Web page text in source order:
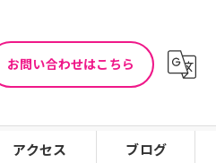
お問い合わせはこちら
アクセス ブログ